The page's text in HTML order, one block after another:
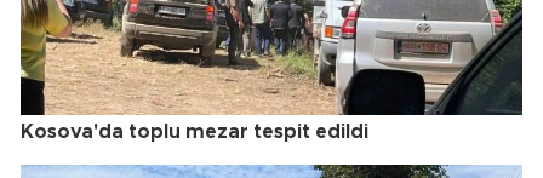
Kosova'da toplu mezar tespit edildi